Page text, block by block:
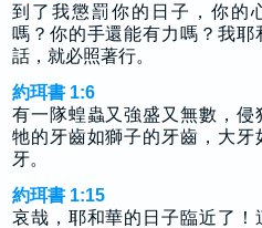
到了我懲罰你的日子，你的
嗎？你的手還能有力嗎？我耶
話，就必照著行。
約珥書 1:6
有一隊蝗蟲又強盛又無數，侵
牠的牙齒如獅子的牙齒，大牙
牙。
約珥書 1:15
哀哉，耶和華的日子臨近了！